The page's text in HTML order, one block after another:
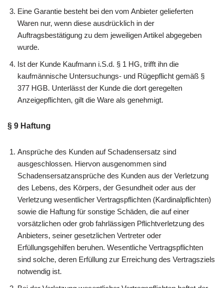
Eine Garantie besteht bei den vom Anbieter gelieferten
Waren nur, wenn diese ausdrücklich in der
Auftragsbestätigung zu dem jeweiligen Artikel abgegeben
wurde.
Ist der Kunde Kaufmann i.S.d. § 1 HG, trifft ihn die
kaufmännische Untersuchungs- und Rügepflicht gemäß §
377 HGB. Unterlässt der Kunde die dort geregelten
Anzeigepflichten, gilt die Ware als genehmigt.
§ 9 Haftung
Ansprüche des Kunden auf Schadensersatz sind
ausgeschlossen. Hiervon ausgenommen sind
Schadensersatzansprüche des Kunden aus der Verletzung
des Lebens, des Körpers, der Gesundheit oder aus der
Verletzung wesentlicher Vertragspflichten (Kardinalpflichten)
sowie die Haftung für sonstige Schäden, die auf einer
vorsätzlichen oder grob fahrlässigen Pflichtverletzung des
Anbieters, seiner gesetzlichen Vertreter oder
Erfüllungsgehilfen beruhen. Wesentliche Vertragspflichten
sind solche, deren Erfüllung zur Erreichung des Vertragsziels
notwendig ist.